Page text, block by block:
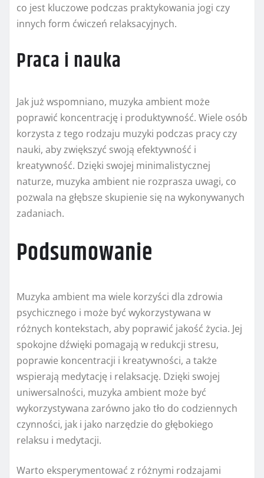
co jest kluczowe podczas praktykowania jogi czy
innych form ćwiczeń relaksacyjnych.
Praca i nauka
Jak już wspomniano, muzyka ambient może
poprawić koncentrację i produktywność. Wiele osób
korzysta z tego rodzaju muzyki podczas pracy czy
nauki, aby zwiększyć swoją efektywność i
kreatywność. Dzięki swojej minimalistycznej
naturze, muzyka ambient nie rozprasza uwagi, co
pozwala na głębsze skupienie się na wykonywanych
zadaniach.
Podsumowanie
Muzyka ambient ma wiele korzyści dla zdrowia
psychicznego i może być wykorzystywana w
różnych kontekstach, aby poprawić jakość życia. Jej
spokojne dźwięki pomagają w redukcji stresu,
poprawie koncentracji i kreatywności, a także
wspierają medytację i relaksację. Dzięki swojej
uniwersalności, muzyka ambient może być
wykorzystywana zarówno jako tło do codziennych
czynności, jak i jako narzędzie do głębokiego
relaksu i medytacji.
Warto eksperymentować z różnymi rodzajami